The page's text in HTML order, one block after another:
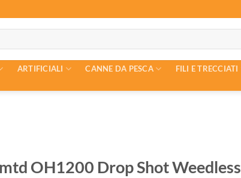
ARTIFICIALI CANNE DA PESCA FILI E TRECCIATI
OH1200 Drop Shot Weedless